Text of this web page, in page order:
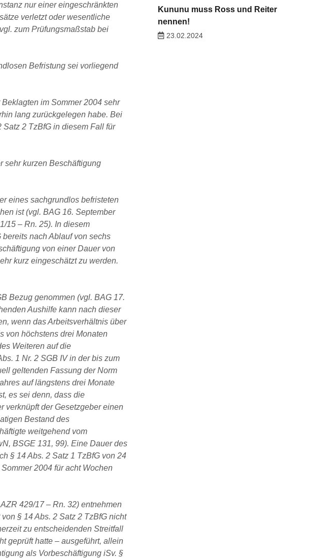
nur einer eingeschränkten
verletzt oder wesentliche
zum Prüfungsmaßstab bei
Befristung sei vorliegend
im Sommer 2004 sehr
lang zurückgelegen habe. Bei
2 TzBfG in diesem Fall für
sehr kurzen Beschäftigung
eines sachgrundlos befristeten
ist (vgl. BAG 16. September
15 – Rn. 25). In diesem
nach Ablauf von sechs
von einer Dauer von
kurz eingeschätzt zu werden.
Bezug genommen (vgl. BAG 17.
Aushilfe kann nach dieser
wenn das Arbeitsverhältnis über
von höchstens drei Monaten
Weiteren auf die
1 Nr. 2 SGB IV in der bis zum
geltenden Fassung der Norm
auf längstens drei Monate
es sei denn, dass die
verknüpft der Gesetzgeber einen
Bestand des
weitgehend vom
BSGE 131, 99). Eine Dauer des
§ 14 Abs. 2 Satz 1 TzBfG von 24
2004 für acht Wochen
429/17 – Rn. 32) entnehmen
§ 14 Abs. 2 Satz 2 TzBfG nicht
zu entscheidenden Streitfall
geprüft hatte – ausgeführt, allein
als Vorbeschäftigung iSv. §
Kununu muss Ross und Reiter
nennen!
23.02.2024